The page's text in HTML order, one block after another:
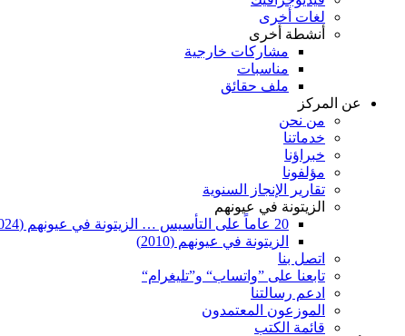
لغات أخرى
أنشطة أخرى
مشاركات خارجية
مناسبات
ملف حقائق
عن المركز
من نحن
خدماتنا
خبراؤنا
مؤلفونا
تقارير الإنجاز السنوية
الزيتونة في عيونهم
20 عاماً على التأسيس … الزيتونة في عيونهم (2024)
الزيتونة في عيونهم (2010)
اتصل بنا
تابعنا على ”واتساب“ و”تليغرام“
ادعم رسالتنا
الموزعون المعتمدون
قائمة الكتب